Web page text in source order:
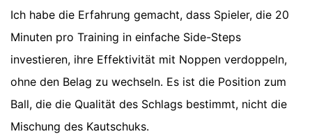
Ich habe die Erfahrung gemacht, dass Spieler, die 20
Minuten pro Training in einfache Side-Steps
investieren, ihre Effektivität mit Noppen verdoppeln,
ohne den Belag zu wechseln. Es ist die Position zum
Ball, die die Qualität des Schlags bestimmt, nicht die
Mischung des Kautschuks.